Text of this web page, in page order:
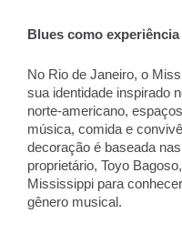
Blues como
No Rio de Janeiro, o
sua identidade inspirado
norte-americano,
música, comida e
decoração é baseada
proprietário, Toyo
Mississippi para
gênero musical.